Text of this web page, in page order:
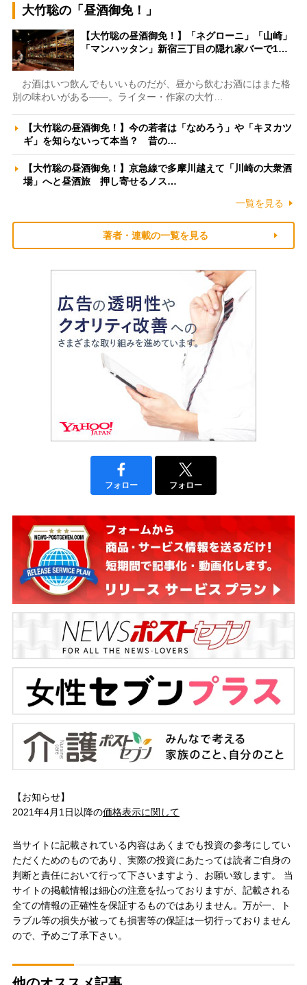
大竹聡の「昼酒御免！」
【大竹聡の昼酒御免！】「ネグローニ」「山崎」
「マンハッタン」新宿三丁目の隠れ家バーで1…
お酒はいつ飲んでもいいものだが、昼から飲むお酒にはまた格
別の味わいがある――。ライター・作家の大竹…
【大竹聡の昼酒御免！】今の若者は「なめろう」や「キヌカツ
ギ」を知らないって本当？ 昔の…
【大竹聡の昼酒御免！】京急線で多摩川越えて「川崎の大衆酒
場」へと昼酒旅 押し寄せるノス…
一覧を見る
著者・連載の一覧を見る
フォロー フォロー
【お知らせ】
2021年4月1日以降の価格表示に関して
当サイトに記載されている内容はあくまでも投資の参考にしてい
ただくためのものであり、実際の投資にあたっては読者ご自身の
判断と責任において行って下さいますよう、お願い致します。 当
サイトの掲載情報は細心の注意を払っておりますが、記載される
全ての情報の正確性を保証するものではありません。万が一、ト
ラブル等の損失が被っても損害等の保証は一切行っておりません
ので、予めご了承下さい。